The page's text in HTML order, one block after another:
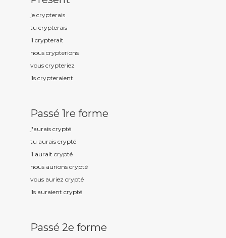
je crypterais
tu crypterais
il crypterait
nous crypterions
vous crypteriez
ils crypteraient
Passé 1re forme
j'aurais crypté
tu aurais crypté
il aurait crypté
nous aurions crypté
vous auriez crypté
ils auraient crypté
Passé 2e forme